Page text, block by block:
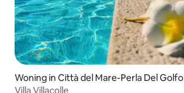
Woning in Città del Mare-Perla Del Golfo
Villa Villacolle